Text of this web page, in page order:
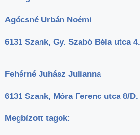
Agócsné Urbán Noémi
6131 Szank, Gy. Szabó Béla utca 4.
Fehérné Juhász Julianna
6131 Szank, Móra Ferenc utca 8/D.
Megbízott tagok: